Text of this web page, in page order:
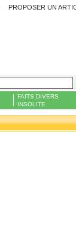
PROPOSER UN
FAITS DIVERS
INSOLITE